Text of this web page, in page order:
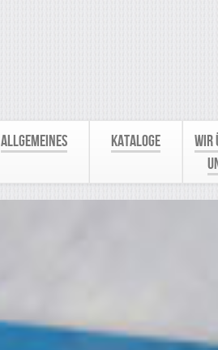
Allgemeines Kataloge
Wir